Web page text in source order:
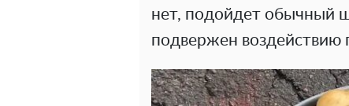
нет, подойдет обычный
подвержен воздействию